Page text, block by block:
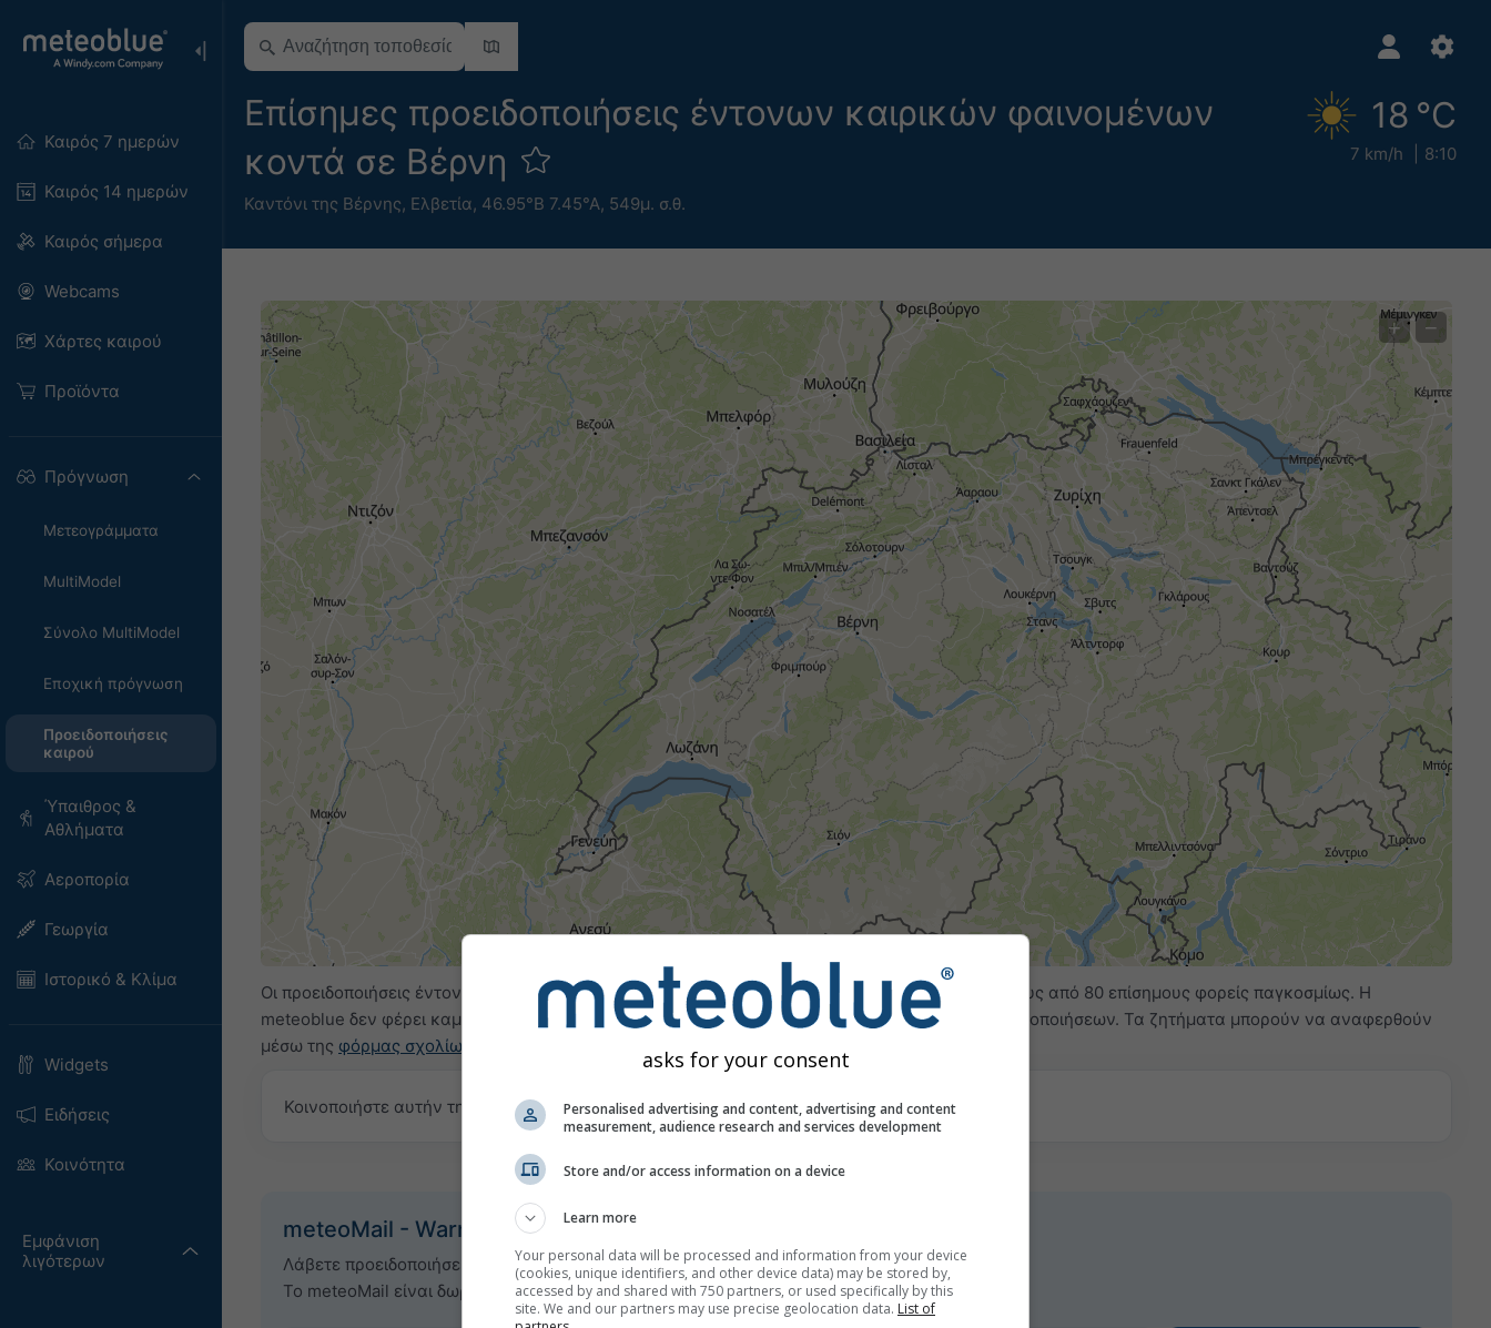
Καιρός 7 ημερών
Καιρός 14 ημερών
Καιρός σήμερα
Webcams
Χάρτες καιρού
Προϊόντα
Πρόγνωση
Μετεογράμματα
MultiModel
Σύνολο MultiModel
Εποχική πρόγνωση
Προειδοποιήσεις
καιρού
Ύπαιθρος &
Αθλήματα
Αεροπορία
Γεωργία
Ιστορικό & Κλίμα
Widgets
Ειδήσεις
Κοινότητα
Εμφάνιση
λιγότερων
Επίσημες προειδοποιήσεις έντονων καιρικών φαινομένων
κοντά σε Βέρνη
Καντόνι της Βέρνης, Ελβετία, 46.95°Β 7.45°Α, 549μ. σ.θ.
18 °C
7 km/h 8:10
+ −
Οι προειδοποιήσεις έντονων καιρικών φαινομένων παρέχονται στη meteoblue από περισσότερους από 80 επίσημους φορείς παγκοσμίως. Η
meteoblue δεν φέρει καμία ευθύνη σχετικά με το πραγματικό περιεχόμενο ή τη φύση των προειδοποιήσεων. Τα ζητήματα μπορούν να αναφερθούν
μέσω της φόρμας σχολίων
Κοινοποιήστε αυτήν την πρόγνωση
meteoMail - Warnings για Βέρνη
Λάβετε προειδοποιήσεις καιρού μέσω email δωρεάν.
Το meteoMail είναι δωρεάν και μπορείτε να διαγραφείτε οποιαδήποτε στιγμή.
asks for your consent
Personalised advertising and content, advertising and content
measurement, audience research and services development
Store and/or access information on a device
Learn more
Your personal data will be processed and information from your device
(cookies, unique identifiers, and other device data) may be stored by,
accessed by and shared with 750 partners, or used specifically by this
site. We and our partners may use precise geolocation data. List of